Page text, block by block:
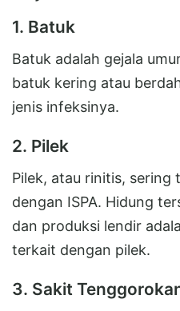
1. Batuk
Batuk adalah gejala
batuk kering atau
jenis infeksinya.
2. Pilek
Pilek, atau rinitis, sering
dengan ISPA. Hidung
dan produksi lendir
terkait dengan pilek.
3. Sakit